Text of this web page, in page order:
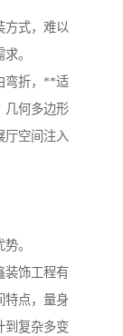
方式，难以
。
弯折，**适
几何多边形
厅空间注入
。
装饰工程有
特点，量身
到复杂多变